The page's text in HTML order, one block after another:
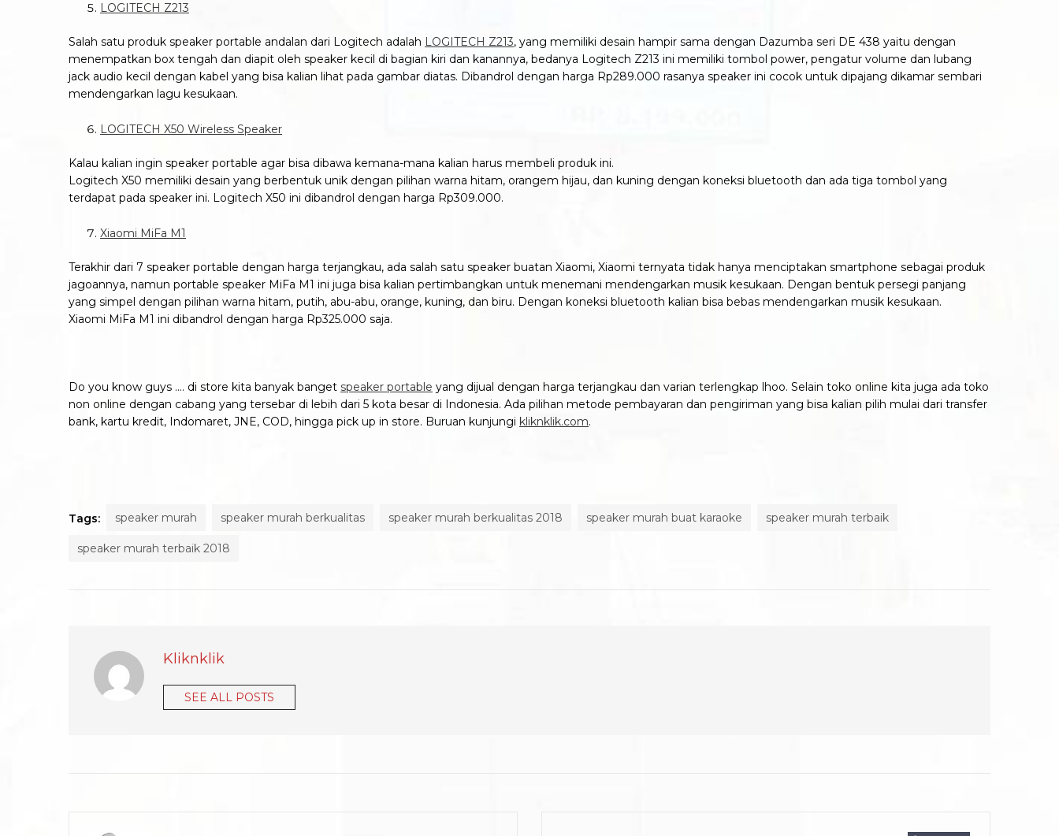
LOGITECH Z213
Salah satu produk speaker portable andalan dari Logitech adalah LOGITECH Z213, yang memiliki desain hampir sama dengan Dazumba seri DE 438 yaitu dengan
menempatkan box tengah dan diapit oleh speaker kecil di bagian kiri dan kanannya, bedanya Logitech Z213 ini memiliki tombol power, pengatur volume dan lubang
jack audio kecil dengan kabel yang bisa kalian lihat pada gambar diatas. Dibandrol dengan harga Rp289.000 rasanya speaker ini cocok untuk dipajang dikamar sembari
mendengarkan lagu kesukaan.
LOGITECH X50 Wireless Speaker
Kalau kalian ingin speaker portable agar bisa dibawa kemana-mana kalian harus membeli produk ini.
Logitech X50 memiliki desain yang berbentuk unik dengan pilihan warna hitam, orangem hijau, dan kuning dengan koneksi bluetooth dan ada tiga tombol yang
terdapat pada speaker ini. Logitech X50 ini dibandrol dengan harga Rp309.000.
Xiaomi MiFa M1
Terakhir dari 7 speaker portable dengan harga terjangkau, ada salah satu speaker buatan Xiaomi, Xiaomi ternyata tidak hanya menciptakan smartphone sebagai produk
jagoannya, namun portable speaker MiFa M1 ini juga bisa kalian pertimbangkan untuk menemani mendengarkan musik kesukaan. Dengan bentuk persegi panjang
yang simpel dengan pilihan warna hitam, putih, abu-abu, orange, kuning, dan biru. Dengan koneksi bluetooth kalian bisa bebas mendengarkan musik kesukaan.
Xiaomi MiFa M1 ini dibandrol dengan harga Rp325.000 saja.
Do you know guys …. di store kita banyak banget speaker portable yang dijual dengan harga terjangkau dan varian terlengkap lhoo. Selain toko online kita juga ada toko
non online dengan cabang yang tersebar di lebih dari 5 kota besar di Indonesia. Ada pilihan metode pembayaran dan pengiriman yang bisa kalian pilih mulai dari transfer
bank, kartu kredit, Indomaret, JNE, COD, hingga pick up in store. Buruan kunjungi kliknklik.com.
Tags: speaker murah speaker murah berkualitas speaker murah berkualitas 2018 speaker murah buat karaoke speaker murah terbaik
speaker murah terbaik 2018
Kliknklik
SEE ALL POSTS